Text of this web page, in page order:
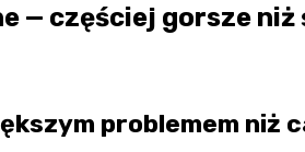
— częściej gorsze niż
problemem niż